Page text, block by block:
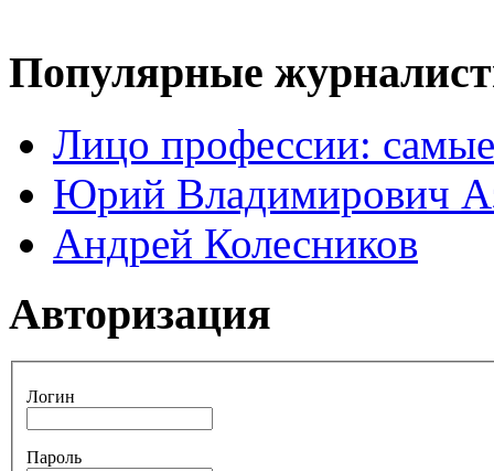
Популярные
Лицо профессии:
Юрий Владимирович
Андрей Колесников
Авторизация
Логин
Пароль